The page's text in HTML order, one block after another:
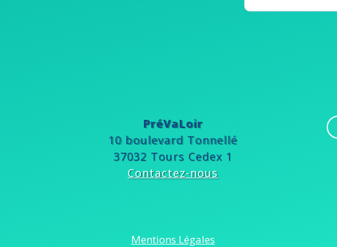
PréVaLoir
10 boulevard Tonnellé
37032 Tours Cedex 1
Contactez-nous
Mentions Légales